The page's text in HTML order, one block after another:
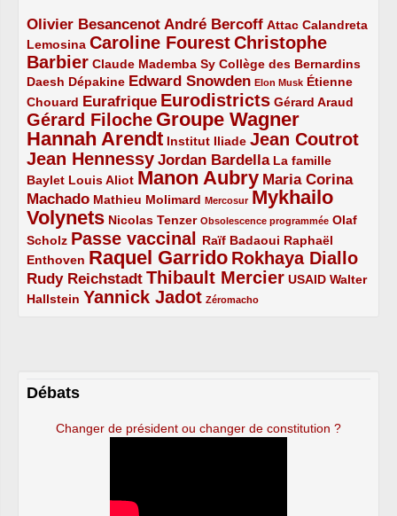
Olivier Besancenot
3/5 André Bercoff
3/5 Attac
2/5
Calandreta
Lemosina
2/5 Caroline Fourest
4/5
Christophe
Barbier
4/5 Claude Mademba Sy
2/5 Collège des Bernardins
2/5
Daesh
2/5 Dépakine
2/5 Edward Snowden
3/5 Elon Musk
1/5
Étienne
Chouard
2/5 Eurafrique
3/5 Eurodistricts
4/5 Gérard Araud
2/5
Gérard Filoche
4/5 Groupe Wagner
5/5
Hannah Arendt
5/5 Institut Iliade
2/5 Jean Coutrot
4/5
Jean Hennessy
4/5 Jordan Bardella
3/5
La famille
Baylet
2/5 Louis Aliot
2/5 Manon Aubry
5/5
Maria Corina
Machado
3/5 Mathieu Molimard
2/5 Mercosur
1/5
Mykhailo
Volynets
5/5 Nicolas Tenzer
2/5 Obsolescence programmée
1/5
Olaf
Scholz
2/5 Passe vaccinal
4/5 Raïf Badaoui
2/5
Raphaël
Enthoven
2/5 Raquel Garrido
5/5 Rokhaya Diallo
4/5
Rudy Reichstadt
3/5 Thibault Mercier
4/5 USAID
2/5
Walter
Hallstein
2/5 Yannick Jadot
4/5 Zéromacho
1/5
Débats
Changer de président ou changer de constitution ?